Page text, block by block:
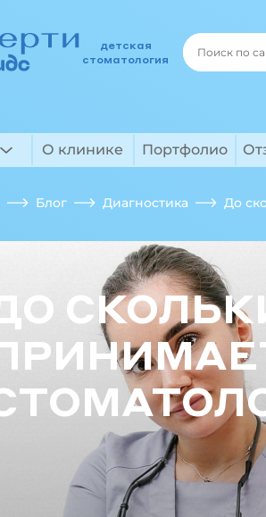
детская
стоматология
О клинике Портфолио
Блог Диагностика До